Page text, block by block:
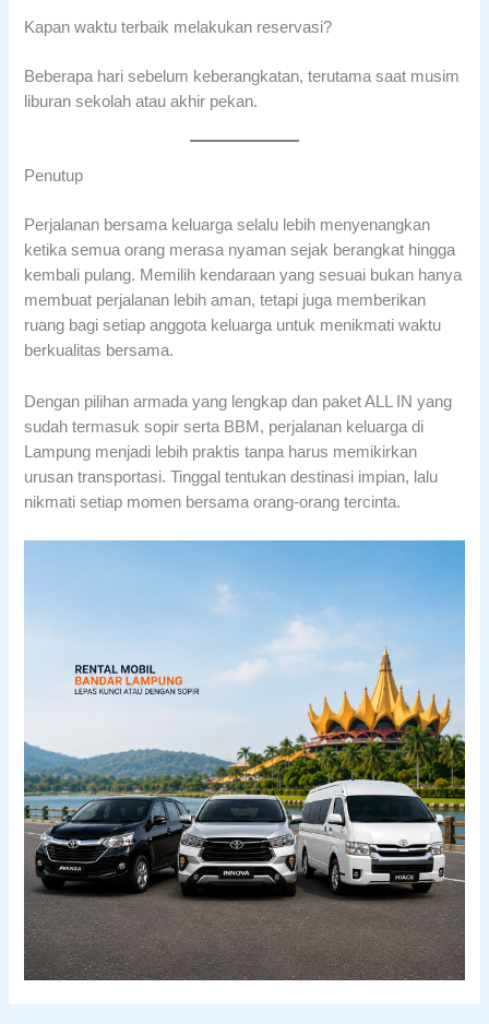
Kapan waktu terbaik melakukan reservasi?
Beberapa hari sebelum keberangkatan, terutama saat musim
liburan sekolah atau akhir pekan.
Penutup
Perjalanan bersama keluarga selalu lebih menyenangkan
ketika semua orang merasa nyaman sejak berangkat hingga
kembali pulang. Memilih kendaraan yang sesuai bukan hanya
membuat perjalanan lebih aman, tetapi juga memberikan
ruang bagi setiap anggota keluarga untuk menikmati waktu
berkualitas bersama.
Dengan pilihan armada yang lengkap dan paket ALL IN yang
sudah termasuk sopir serta BBM, perjalanan keluarga di
Lampung menjadi lebih praktis tanpa harus memikirkan
urusan transportasi. Tinggal tentukan destinasi impian, lalu
nikmati setiap momen bersama orang-orang tercinta.